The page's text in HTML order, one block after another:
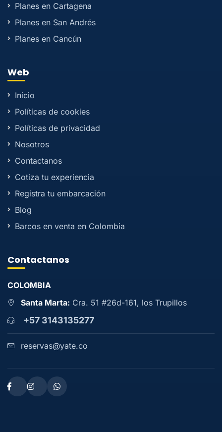
Planes en Cartagena
Planes en San Andrés
Planes en Cancún
Web
Inicio
Políticas de cookies
Políticas de privacidad
Nosotros
Contactanos
Cotiza tu experiencia
Registra tu embarcación
Blog
Barcos en venta en Colombia
Contactanos
COLOMBIA
Santa Marta: Cra. 51 #26d-161, los Trupillos
+57 3143135277
reservas@yate.co